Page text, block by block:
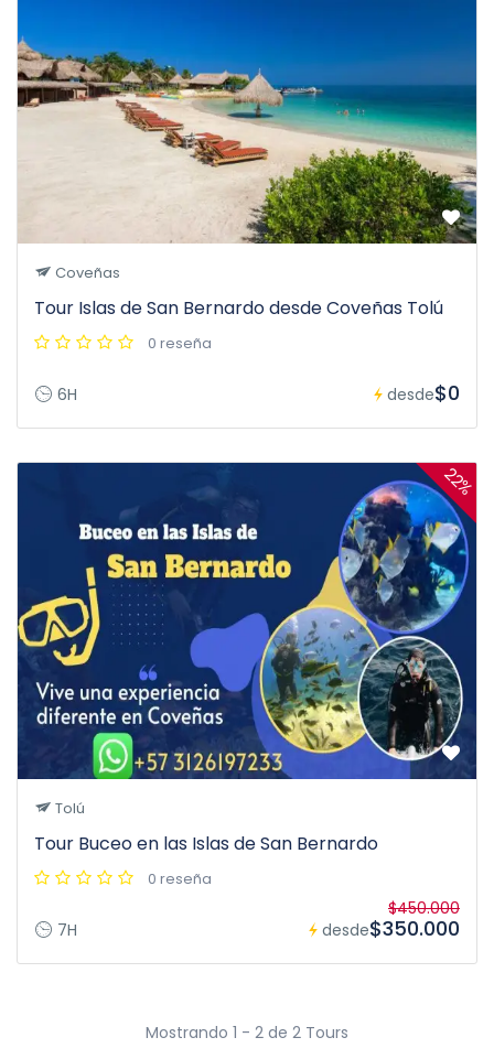
Coveñas
Tour Islas de San Bernardo desde Coveñas Tolú
0 reseña
6H desde$0
22%
Tolú
Tour Buceo en las Islas de San Bernardo
0 reseña
7H desde
$450.000
$350.000
Mostrando 1 - 2 de 2 Tours